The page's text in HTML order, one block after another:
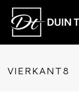
VIERKANT8